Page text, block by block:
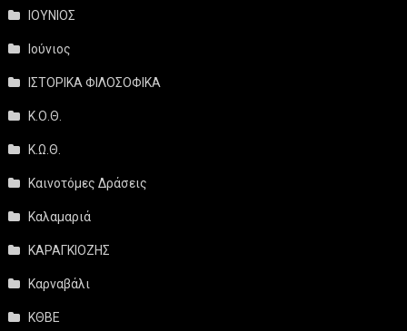
ΙΟΥΝΙΟΣ
Ιούνιος
ΙΣΤΟΡΙΚΑ ΦΙΛΟΣΟΦΙΚΑ
Κ.Ο.Θ.
Κ.Ω.Θ.
Καινοτόμες Δράσεις
Καλαμαριά
ΚΑΡΑΓΚΙΟΖΗΣ
Καρναβάλι
ΚΘΒΕ